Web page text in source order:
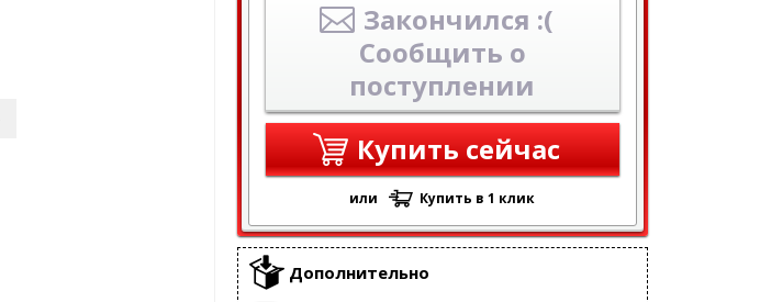
Закончился :(
Сообщить о
поступлении
Купить сейчас
или Купить в 1 клик
Дополнительно